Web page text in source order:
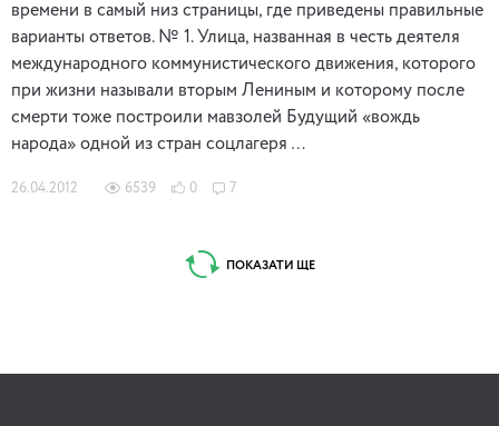
времени в самый низ страницы, где приведены правильные
варианты ответов. № 1. Улица, названная в честь деятеля
международного коммунистического движения, которого
при жизни называли вторым Лениным и которому после
смерти тоже построили мавзолей Будущий «вождь
народа» одной из стран соцлагеря …
26.04.2012 6539 0 7
ПОКАЗАТИ ЩЕ